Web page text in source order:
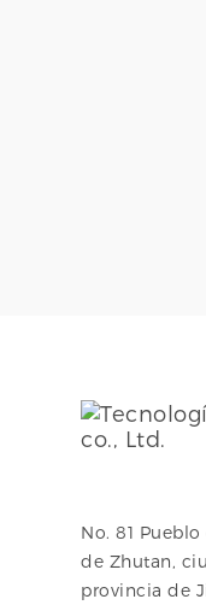
No. 81
de Zhutan,
provincia de